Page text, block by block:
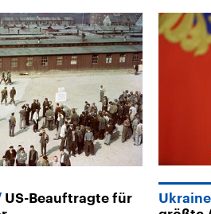
US-Beauftragte für